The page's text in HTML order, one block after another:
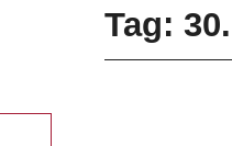
Tag: